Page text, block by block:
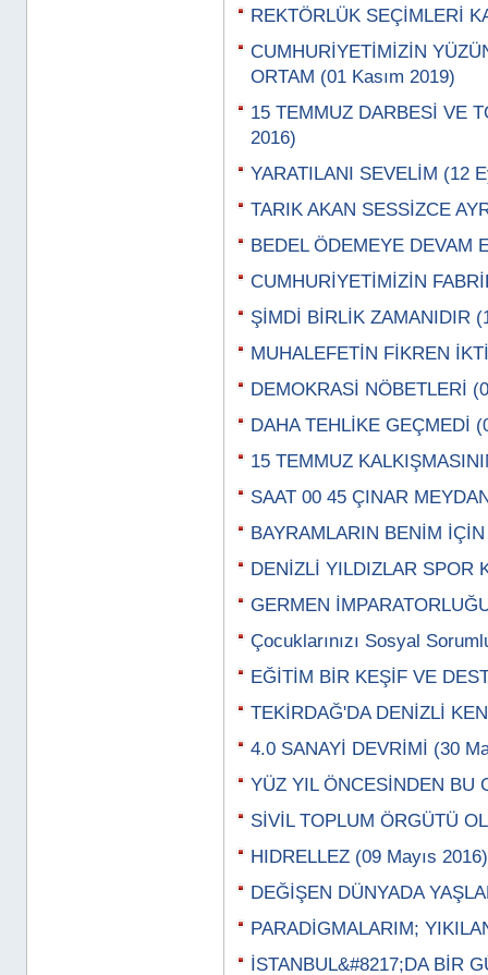
REKTÖRLÜK SEÇİMLERİ
CUMHURİYETİMİZİN
ORTAM (01 Kasım 2019)
15 TEMMUZ DARBESİ VE
2016)
YARATILANI SEVELİM (12
TARIK AKAN SESSİZCE
BEDEL ÖDEMEYE DEVAM
CUMHURİYETİMİZİN
ŞİMDİ BİRLİK ZAMANIDIR
MUHALEFETİN FİKREN
DEMOKRASİ NÖBETLERİ
DAHA TEHLİKE GEÇMEDİ
15 TEMMUZ
SAAT 00 45 ÇINAR
BAYRAMLARIN BENİM
DENİZLİ YILDIZLAR SPOR
GERMEN
Çocuklarınızı Sosyal
EĞİTİM BİR KEŞİF VE
TEKİRDAĞ'DA DENİZLİ
4.0 SANAYİ DEVRİMİ (30
YÜZ YIL ÖNCESİNDEN BU
SİVİL TOPLUM ÖRGÜTÜ
HIDRELLEZ (09 Mayıs 2016)
DEĞİŞEN DÜNYADA
PARADİGMALARIM;
İSTANBUL&#8217;DA BİR